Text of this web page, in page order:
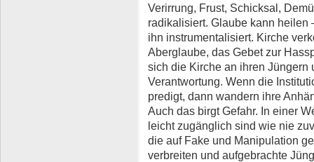
Verirrung, Frust, Schicksal,
radikalisiert. Glaube kann heilen
ihn instrumentalisiert. Kirche
Aberglaube, das Gebet zur
sich die Kirche an ihren Jüngern
Verantwortung. Wenn die
predigt, dann wandern ihre
Auch das birgt Gefahr. In einer
leicht zugänglich sind wie nie
die auf Fake und Manipulation
verbreiten und aufgebrachte